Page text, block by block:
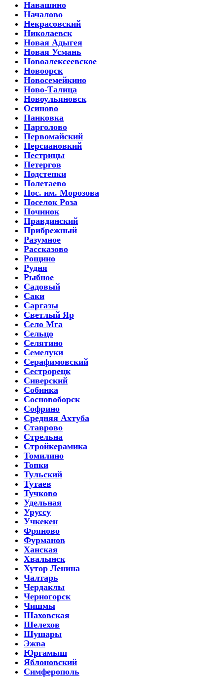
Навашино
Началово
Некрасовский
Николаевск
Новая Адыгея
Новая Усмань
Новоалексеевское
Новоорск
Новосемейкино
Ново-Талица
Новоульяновск
Осиново
Панковка
Парголово
Первомайский
Персиановкий
Пестрицы
Петергов
Подстепки
Полетаево
Пос. им. Морозова
Поселок Роза
Починок
Правдинский
Прибрежный
Разумное
Рассказово
Рощино
Рудня
Рыбное
Садовый
Саки
Саргазы
Светлый Яр
Село Мга
Сельцо
Селятино
Семелуки
Серафимовский
Сестрорецк
Сиверский
Собинка
Сосновоборск
Софрино
Средняя Ахтуба
Ставрово
Стрельна
Стройкерамика
Томилино
Топки
Тульский
Тутаев
Тучково
Удельная
Уруссу
Учкекен
Фряново
Фурманов
Ханская
Хвалынск
Хутор Ленина
Чалтарь
Чердаклы
Черногорск
Чишмы
Шаховская
Шелехов
Шушары
Эжва
Юргамыш
Яблоновский
Симферополь